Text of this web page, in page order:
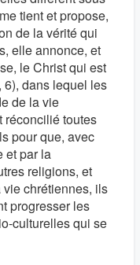
tient et propose,
de la vérité qui
elle annonce, et
le Christ qui est
6), dans lequel les
de la vie
réconcilié toutes
pour que, avec
et par la
religions, et
chrétiennes, ils
progresser les
culturelles qui se